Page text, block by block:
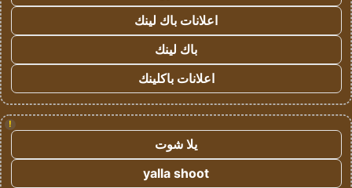
اعلانات باك لينك
باك لينك
اعلانات باكلينك
!
يلا شوت
yalla shoot